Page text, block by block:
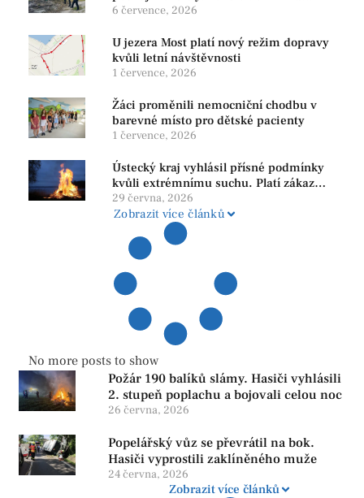
bezpečnost i ochranu přírody
6 července, 2026
U jezera Most platí nový režim dopravy
kvůli letní návštěvnosti
1 července, 2026
Žáci proměnili nemocniční chodbu v
barevné místo pro dětské pacienty
1 července, 2026
Ústecký kraj vyhlásil přísné podmínky
kvůli extrémnímu suchu. Platí zákaz
ohňů i pyrotechniky
29 června, 2026
Zobrazit více článků
No more posts to show
Požár 190 balíků slámy. Hasiči vyhlásili
2. stupeň poplachu a bojovali celou noc
26 června, 2026
Popelářský vůz se převrátil na bok.
Hasiči vyprostili zaklíněného muže
24 června, 2026
Zobrazit více článků